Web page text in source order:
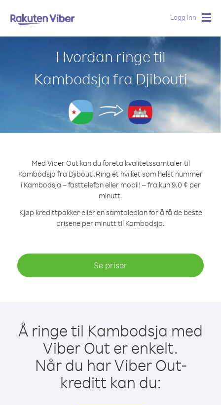
Logg Inn
Hvordan ringe til
Kambodsja fra Djibouti
Med Viber Out kan du foreta kvalitetssamtaler til
Kambodsja fra Djibouti.Ring et hvilket som helst nummer
i Kambodsja – fasttelefon eller mobil! – fra kun 9.0 ¢ per
minutt.
Kjøp kredittpakker eller en samtaleplan for å få de beste
prisene per minutt til Kambodsja.
Se priser
Å ringe til Kambodsja med
Viber Out er enkelt.
Når du har Viber Out-
kreditt kan du: